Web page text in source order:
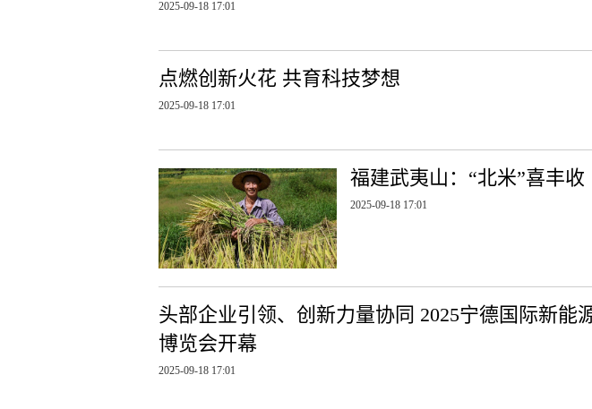
2025-09-18 17:01
点燃创新火花 共育科技梦想
2025-09-18 17:01
福建武夷山：“北米”喜丰收
2025-09-18 17:01
头部企业引领、创新力量协同 2025宁德国际新能
博览会开幕
2025-09-18 17:01